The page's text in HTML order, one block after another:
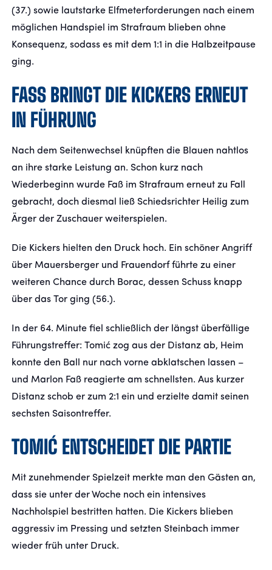
(37.) sowie lautstarke Elfmeterforderungen nach einem
möglichen Handspiel im Strafraum blieben ohne
Konsequenz, sodass es mit dem 1:1 in die Halbzeitpause
ging.
FASS BRINGT DIE KICKERS ERNEUT I
N FÜHRUNG
Nach dem Seitenwechsel knüpften die Blauen nahtlos
an ihre starke Leistung an. Schon kurz nach
Wiederbeginn wurde Faß im Strafraum erneut zu Fall
gebracht, doch diesmal ließ Schiedsrichter Heilig zum
Ärger der Zuschauer weiterspielen.
Die Kickers hielten den Druck hoch. Ein schöner Angriff
über Mauersberger und Frauendorf führte zu einer
weiteren Chance durch Borac, dessen Schuss knapp
über das Tor ging (56.).
In der 64. Minute fiel schließlich der längst überfällige
Führungstreffer: Tomić zog aus der Distanz ab, Heim
konnte den Ball nur nach vorne abklatschen lassen –
und Marlon Faß reagierte am schnellsten. Aus kurzer
Distanz schob er zum 2:1 ein und erzielte damit seinen
sechsten Saisontreffer.
TOMIĆ ENTSCHEIDET DIE PARTIE
Mit zunehmender Spielzeit merkte man den Gästen an,
dass sie unter der Woche noch ein intensives
Nachholspiel bestritten hatten. Die Kickers blieben
aggressiv im Pressing und setzten Steinbach immer
wieder früh unter Druck.